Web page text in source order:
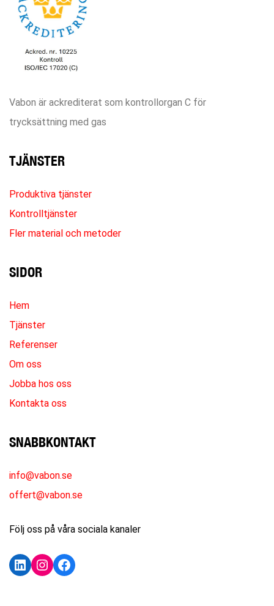
Vabon är ackrediterat som kontrollorgan C för
trycksättning med gas
TJÄNSTER
Produktiva tjänster
Kontrolltjänster
Fler material och metoder
SIDOR
Hem
Tjänster
Referenser
Om oss
Jobba hos oss
Kontakta oss
SNABBKONTAKT
info@vabon.se
offert@vabon.se
Följ oss på våra sociala kanaler
LinkedIn
Instagram
Facebook